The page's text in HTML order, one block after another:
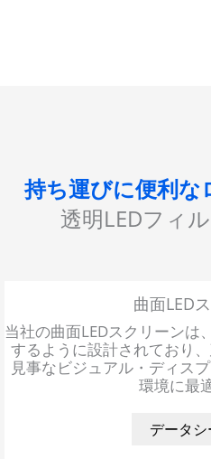
持ち運びに便利な
透明LEDフィ
曲面LED
当社の曲面LEDスクリーンは
するように設計されており
見事なビジュアル・ディス
環境に最
データシ